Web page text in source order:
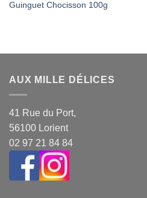
Guinguet Chocisson 100g
AUX MILLE DÉLICES
41 Rue du Port,
56100 Lorient
02 97 21 84 84